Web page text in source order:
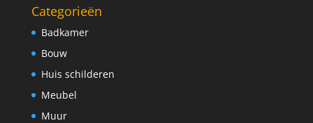
Categorieën
Badkamer
Bouw
Huis schilderen
Meubel
Muur